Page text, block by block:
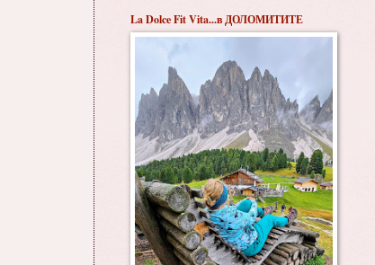
La Dolce Fit Vita...в ДОЛОМИТИТЕ